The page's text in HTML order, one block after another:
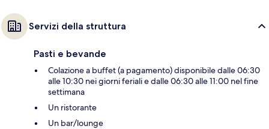
Servizi della struttura
Pasti e bevande
Colazione a buffet (a pagamento) disponibile dalle 06:30
alle 10:30 nei giorni feriali e dalle 06:30 alle 11:00 nel fine
settimana
Un ristorante
Un bar/lounge